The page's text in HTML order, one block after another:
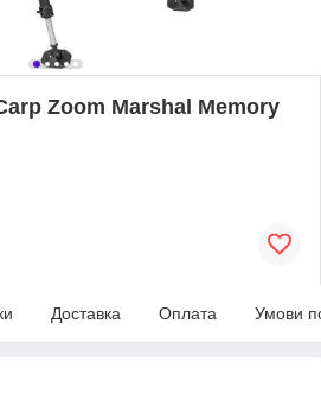
Zoom Marshal Memory
Доставка Оплата Умови